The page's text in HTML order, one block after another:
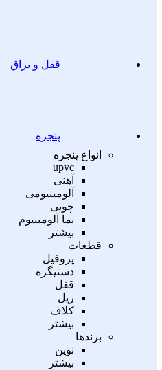
قفل و یراق
پنجره
انواع پنجره
upvc
آهنی
آلومینیومی
چوبی
نما آلومینیوم
بیشتر
قطعات
پروفیل
دستیگره
قفل
ریل
کلاف
بیشتر
برندها
نوین
بیشتر